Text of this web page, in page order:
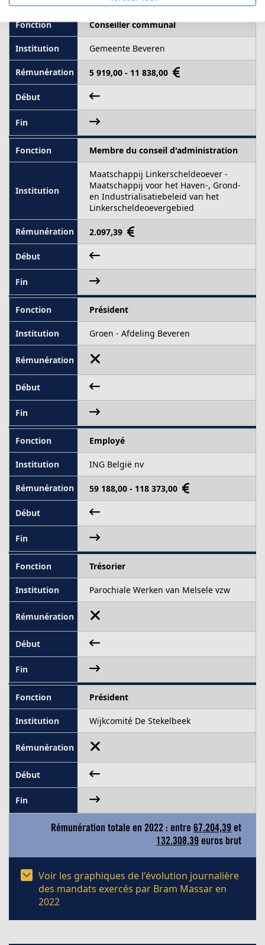
Conseiller communal
Gemeente Beveren
5 919,00 - 11 838,00
Membre du conseil d'administration
Maatschappij Linkerscheldeoever -
Maatschappij voor het Haven-, Grond-
en Industrialisatiebeleid van het
Linkerscheldeoevergebied
2.097,39
Président
Groen - Afdeling Beveren
Employé
ING België nv
59 188,00 - 118 373,00
Trésorier
Parochiale Werken van Melsele vzw
Président
Wijkcomité De Stekelbeek
Rémunération totale en 2022 : entre 67.204,39 et
132.308,39 euros brut
Voir les graphiques de l'évolution journalière
des mandats exercés par Bram Massar en
2022